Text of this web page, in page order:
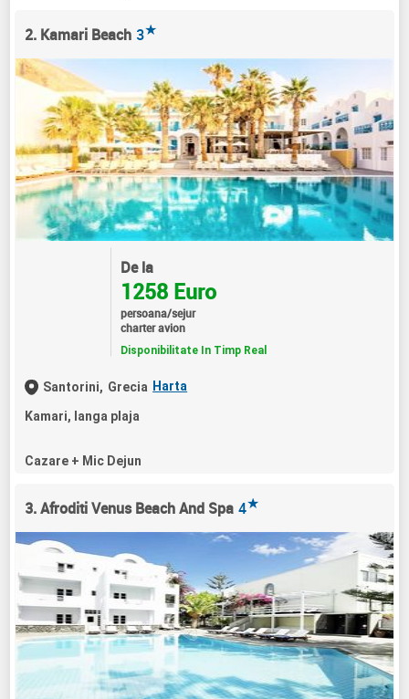
2. Kamari Beach 3★
De la
1258 Euro
persoana/sejur
charter avion
Disponibilitate In Timp Real
Santorini, Grecia Harta
Kamari, langa plaja
Cazare + Mic Dejun
3. Afroditi Venus Beach And Spa 4★